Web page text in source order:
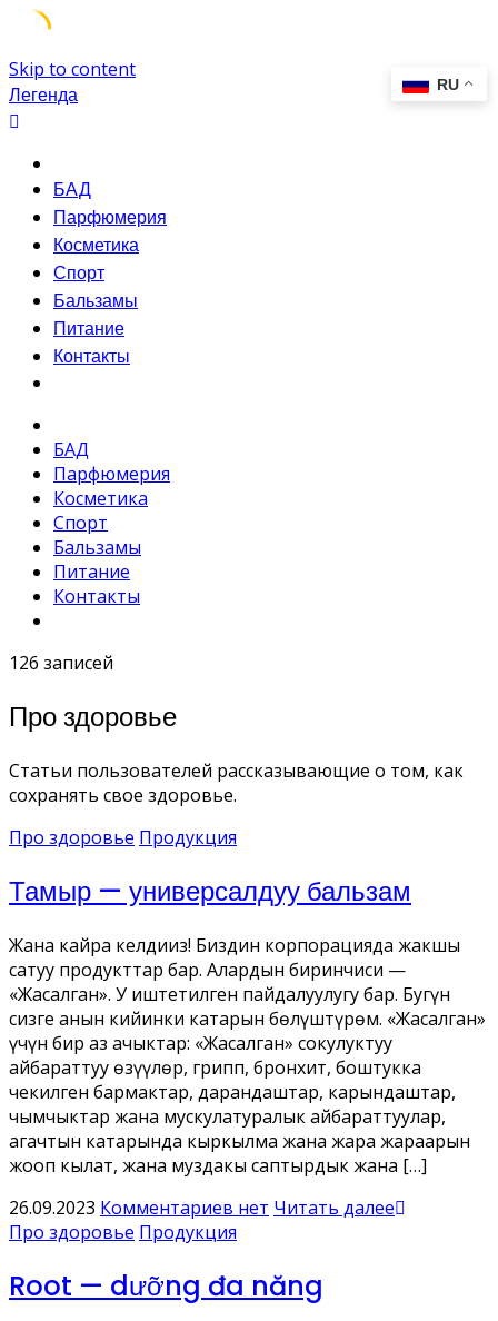
Skip to content
Легенда
БАД
Парфюмерия
Косметика
Спорт
Бальзамы
Питание
Контакты
БАД
Парфюмерия
Косметика
Спорт
Бальзамы
Питание
Контакты
126 записей
Про здоровье
Статьи пользователей рассказывающие о том, как
сохранять свое здоровье.
Про здоровье Продукция
Тамыр — универсалдуу бальзам
Жана кайра келдиңиз! Биздин корпорацияда жакшы
сатуу продукттар бар. Алардын биринчиси —
«Жасалган». У иштетилген пайдалуулугу бар. Бугүн
сизге анын кийинки катарын бөлүштүрөм. «Жасалган»
үчүн бир аз ачыктар: «Жасалган» соңкулуктуу
айбараттуу өзүүлөр, грипп, бронхит, боштукка
чекилген бармактар, дарандаштар, карындаштар,
чымчыктар жана мускулатуралык айбараттуулар,
агачтын катарында кыркылма жана жара жараарын
жооп кылат, жана муздакы саптырдык жана […]
26.09.2023 Комментариев нет Читать далее
Про здоровье Продукция
Root — dưỡng đa năng